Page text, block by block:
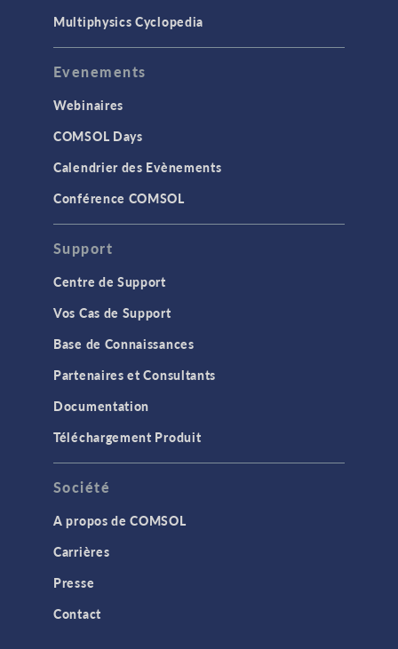
Multiphysics Cyclopedia
Evenements
Webinaires
COMSOL Days
Calendrier des Evènements
Conférence COMSOL
Support
Centre de Support
Vos Cas de Support
Base de Connaissances
Partenaires et Consultants
Documentation
Téléchargement Produit
Société
A propos de COMSOL
Carrières
Presse
Contact